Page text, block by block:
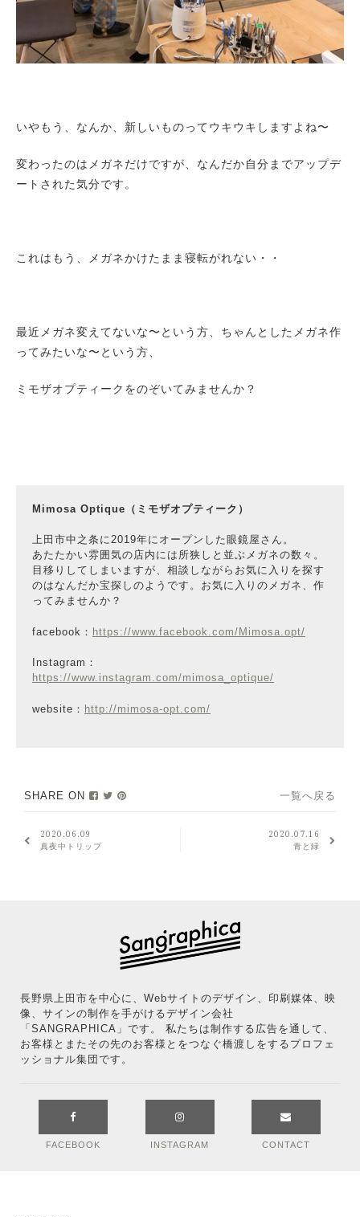
いやもう、なんか、新しいものってウキウキしますよね〜
変わったのはメガネだけですが、なんだか自分までアップデ
ートされた気分です。
これはもう、メガネかけたまま寝転がれない・・
最近メガネ変えてないな〜という方、ちゃんとしたメガネ作
ってみたいな〜という方、
ミモザオプティークをのぞいてみませんか？
Mimosa Optique（ミモザオプティーク）
上田市中之条に2019年にオープンした眼鏡屋さん。
あたたかい雰囲気の店内には所狭しと並ぶメガネの数々。
目移りしてしまいますが、相談しながらお気に入りを探す
のはなんだか宝探しのようです。お気に入りのメガネ、作
ってみませんか？
facebook： https://www.facebook.com/Mimosa.opt/
Instagram：
https://www.instagram.com/mimosa_optique/
website： http://mimosa-opt.com/
SHARE ON 一覧へ戻る
2020.06.09
真夜中トリップ
2020.07.16
青と緑
長野県上田市を中心に、Webサイトのデザイン、印刷媒体、映
像、サインの制作を手がけるデザイン会社
「SANGRAPHICA」です。 私たちは制作する広告を通して、
お客様とまたその先のお客様とをつなぐ橋渡しをするプロフェ
ッショナル集団です。
FACEBOOK INSTAGRAM CONTACT